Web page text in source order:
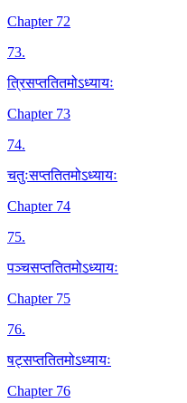
Chapter 72
73.
त्रिसप्ततितमोऽध्यायः
Chapter 73
74.
चतुःसप्ततितमोऽध्यायः
Chapter 74
75.
पञ्चसप्ततितमोऽध्यायः
Chapter 75
76.
षट्सप्ततितमोऽध्यायः
Chapter 76